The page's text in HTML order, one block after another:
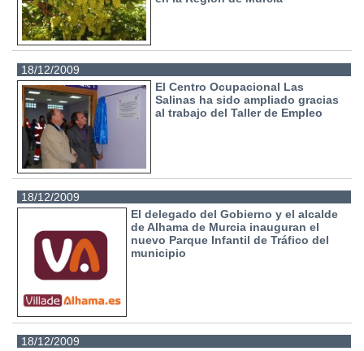
18/12/2009
El Centro Ocupacional Las
Salinas ha sido ampliado gracias
al trabajo del Taller de Empleo
18/12/2009
El delegado del Gobierno y el alcalde
de Alhama de Murcia inauguran el
nuevo Parque Infantil de Tráfico del
municipio
18/12/2009